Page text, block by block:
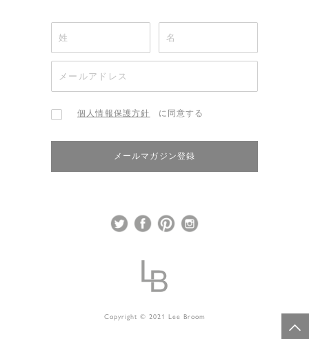
個人情報保護方針 に同意する
メールマガジン登録
Copyright © 2021 Lee Broom